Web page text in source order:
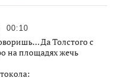
00:10
Да Толстого с
на площадях жечь